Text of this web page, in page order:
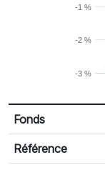
-3 %
-2 %
-1 %
Rendement mensuel
% Rendement
Fonds
Référence